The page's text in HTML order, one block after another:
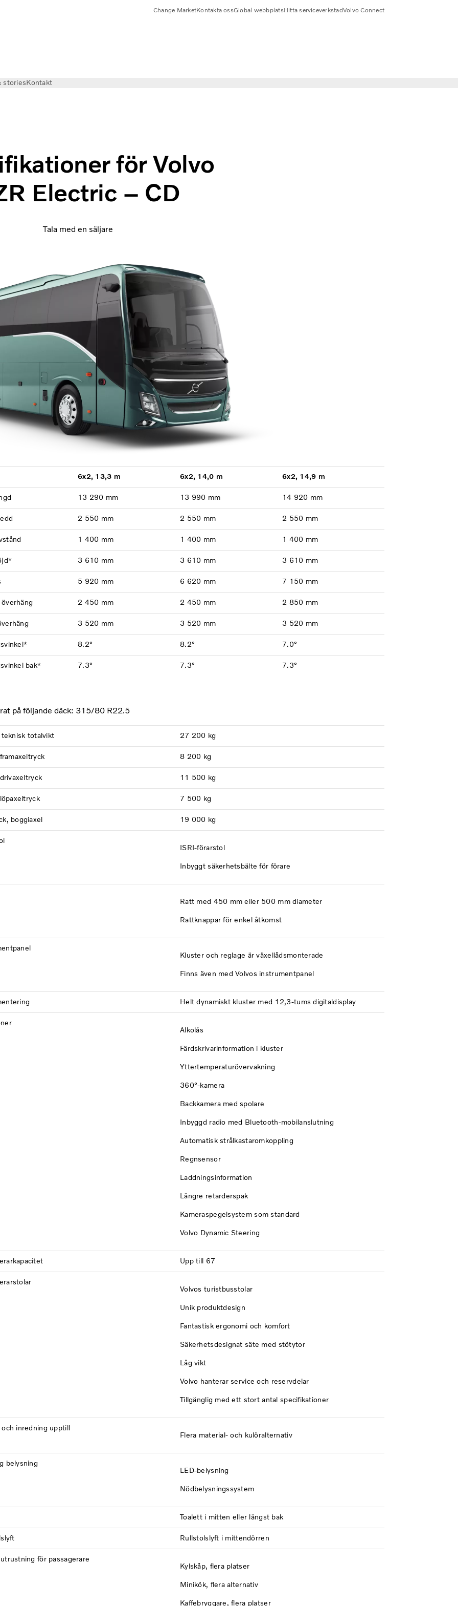
Change MarketKontakta ossGlobal webbplatsHitta serviceverkstadVolvo Connect
storiesKontakt
för Volvo
Electric – CD
Tala med en säljare
6x2, 13,3 m 6x2, 14,0 m 6x2, 14,9 m
13 290 mm 13 990 mm 14 920 mm
2 550 mm 2 550 mm 2 550 mm
1 400 mm 1 400 mm 1 400 mm
3 610 mm 3 610 mm 3 610 mm
5 920 mm 6 620 mm 7 150 mm
2 450 mm 2 450 mm 2 850 mm
3 520 mm 3 520 mm 3 520 mm
8.2° 8.2° 7.0°
bak* 7.3° 7.3° 7.3°
på följande däck: 315/80 R22.5
teknisk totalvikt 27 200 kg
8 200 kg
11 500 kg
7 500 kg
boggiaxel 19 000 kg
ISRI-förarstol
Inbyggt säkerhetsbälte för förare
Ratt med 450 mm eller 500 mm diameter
Rattknappar för enkel åtkomst
Kluster och reglage är växellådsmonterade
Finns även med Volvos instrumentpanel
Helt dynamiskt kluster med 12,3-tums digitaldisplay
Alkolås
Färdskrivarinformation i kluster
Yttertemperaturövervakning
360°-kamera
Backkamera med spolare
Inbyggd radio med Bluetooth-mobilanslutning
Automatisk strålkastaromkoppling
Regnsensor
Laddningsinformation
Längre retarderspak
Kameraspegelsystem som standard
Volvo Dynamic Steering
Upp till 67
Volvos turistbusstolar
Unik produktdesign
Fantastisk ergonomi och komfort
Säkerhetsdesignat säte med stötytor
Låg vikt
Volvo hanterar service och reservdelar
Tillgänglig med ett stort antal specifikationer
och inredning upptill
Flera material- och kulöralternativ
belysning
LED-belysning
Nödbelysningssystem
Toalett i mitten eller längst bak
Rullstolslyft i mittendörren
för passagerare
Kylskåp, flera platser
Minikök, flera alternativ
Kaffebryggare, flera platser